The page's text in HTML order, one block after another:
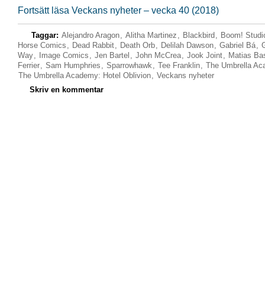
Fortsätt läsa Veckans nyheter – vecka 40 (2018)
Taggar: Alejandro Aragon, Alitha Martinez , Blackbird , Boom!
Horse Comics , Dead Rabbit, Death Orb, Delilah Dawson, Gabriel Bá,
Way, Image Comics , Jen Bartel , John McCrea, Jook Joint, Matias
Ferrier, Sam Humphries , Sparrowhawk, Tee Franklin, The Umbrella
The Umbrella Academy: Hotel Oblivion, Veckans nyheter
Skriv en kommentar